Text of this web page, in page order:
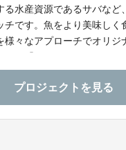
水産資源であるサバなど
です。魚をより美味しく
々なアプローチでオリジ
を美味しく召し上がってく
東（１都６県）に限定し
プロジェクトを見る